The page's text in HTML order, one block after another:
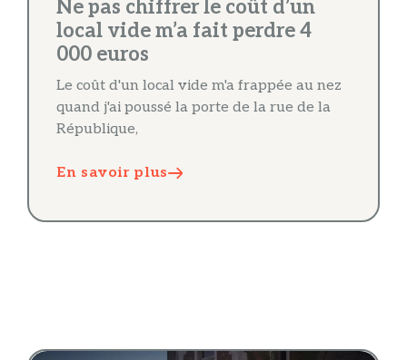
Ne pas chiffrer le coût d’un
local vide m’a fait perdre 4
000 euros
Le coût d'un local vide m'a frappée au nez
quand j'ai poussé la porte de la rue de la
République,
En savoir plus